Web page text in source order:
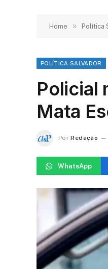
Home » Política
POLÍTICA SALVADOR
Policial
Mata
Por Redação
WhatsApp